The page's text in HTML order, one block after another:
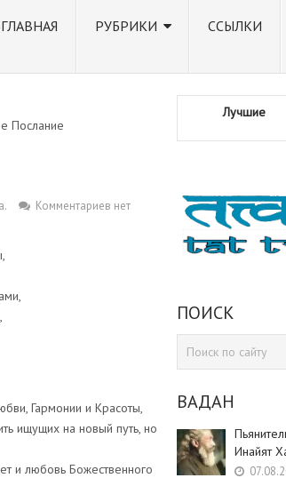
ГЛАВНАЯ РУБРИКИ ССЫЛКИ
Послание
Комментариев нет
Гармонии и Красоты,
ищущих на новый путь, но
и любовь Божественного
Лучшие
ПОИСК
ВАДАН
Инайят